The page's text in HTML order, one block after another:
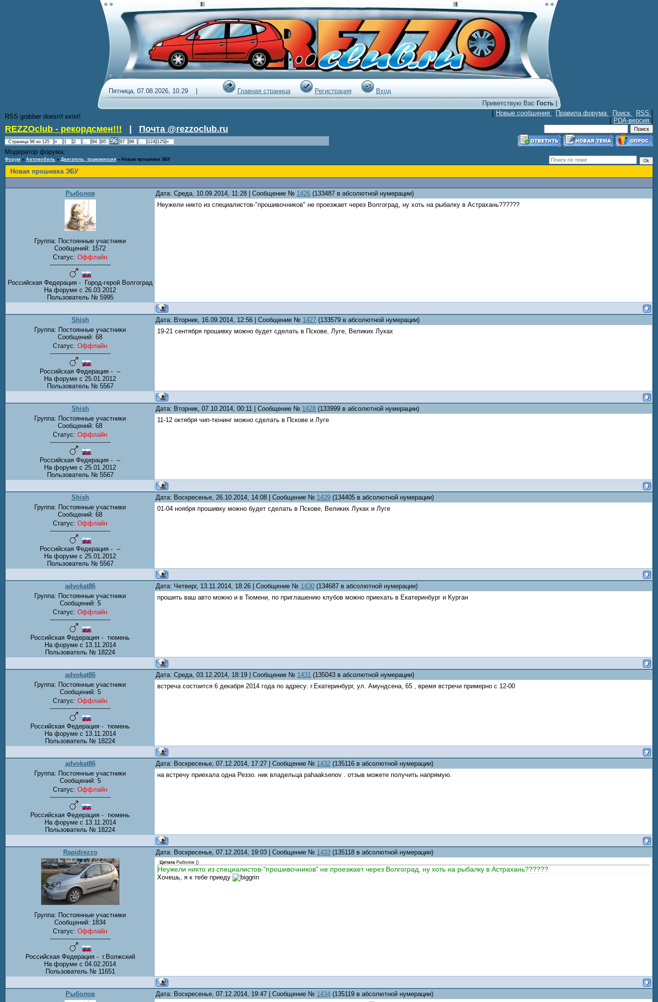
Пятница, 07.08.2026, 10:29 | Главная страница Регистрация
Вход
Приветствую Вас Гость|
RSS grabber doesn't exist!
[ Новые сообщения · Правила форума · Поиск · RSS ]
[ PDA-версия ]
REZZOclub - рекордсмен!!! Почта @rezzoclub.ru
Страница 96 из 125 « 1 2 … 94 95 96 97 98 … 124 125 »
Модератор форума:
Форум » Автомобиль » Двигатель, трансмиссия » Новая прошивка ЭБУ
Новая прошивка ЭБУ
Рыболов Дата: Среда, 10.09.2014, 11:28 | Сообщение № 1426 (133487 в абсолютной нумерации)
Группа: Постоянные участники
Сообщений: 1572
Статус: Оффлайн
-------------------------------
Российская Федерация - Город-герой Волгоград
На форуме с 26.03.2012
Пользователь № 5995
Неужели никто из специалистов-"прошивочников" не проезжает через Волгоград, ну хоть на рыбалку в Астрахань??????
Shish Дата: Вторник, 16.09.2014, 12:56 | Сообщение № 1427 (133579 в абсолютной нумерации)
Группа: Постоянные участники
Сообщений: 68
Статус: Оффлайн
-------------------------------
Российская Федерация - --
На форуме с 25.01.2012
Пользователь № 5567
19-21 сентября прошивку можно будет сделать в Пскове, Луге, Великих Луках
Shish Дата: Вторник, 07.10.2014, 00:11 | Сообщение № 1428 (133999 в абсолютной нумерации)
Группа: Постоянные участники
Сообщений: 68
Статус: Оффлайн
-------------------------------
Российская Федерация - --
На форуме с 25.01.2012
Пользователь № 5567
11-12 октября чип-тюнинг можно сделать в Пскове и Луге
Shish Дата: Воскресенье, 26.10.2014, 14:08 | Сообщение № 1429 (134405 в абсолютной нумерации)
Группа: Постоянные участники
Сообщений: 68
Статус: Оффлайн
-------------------------------
Российская Федерация - --
На форуме с 25.01.2012
Пользователь № 5567
01-04 ноября прошивку можно будет сделать в Пскове, Великих Луках и Луге
advokat86 Дата: Четверг, 13.11.2014, 18:26 | Сообщение № 1430 (134687 в абсолютной нумерации)
Группа: Постоянные участники
Сообщений: 5
Статус: Оффлайн
-------------------------------
Российская Федерация - тюмень
На форуме с 13.11.2014
Пользователь № 18224
прошить ваш авто можно и в Тюмени, по приглашению клубов можно приехать в Екатеринбург и Курган
advokat86 Дата: Среда, 03.12.2014, 18:19 | Сообщение № 1431 (135043 в абсолютной нумерации)
Группа: Постоянные участники
Сообщений: 5
Статус: Оффлайн
-------------------------------
Российская Федерация - тюмень
На форуме с 13.11.2014
Пользователь № 18224
встреча состоится 6 декабря 2014 года по адресу: г.Екатеринбург, ул. Амундсена, 65 , время встречи примерно с 12-00
advokat86 Дата: Воскресенье, 07.12.2014, 17:27 | Сообщение № 1432 (135116 в абсолютной нумерации)
Группа: Постоянные участники
Сообщений: 5
Статус: Оффлайн
-------------------------------
Российская Федерация - тюмень
На форуме с 13.11.2014
Пользователь № 18224
на встречу приехала одна Реззо. ник владельца pahaaksenov . отзыв можете получить напрямую.
Rapidrezzo Дата: Воскресенье, 07.12.2014, 19:03 | Сообщение № 1433 (135118 в абсолютной нумерации)
Группа: Постоянные участники
Сообщений: 1834
Статус: Оффлайн
-------------------------------
Российская Федерация - г.Волжский
На форуме с 04.02.2014
Пользователь № 11651
Цитата Рыболов ()
Неужели никто из специалистов-"прошивочников" не проезжает через Волгоград, ну хоть на рыбалку в Астрахань??????
Хочешь, я к тебе приеду
Рыболов Дата: Воскресенье, 07.12.2014, 19:47 | Сообщение № 1434 (135119 в абсолютной нумерации)